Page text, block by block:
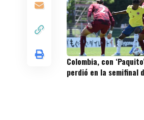
Colombia, con
perdió en la semifinal